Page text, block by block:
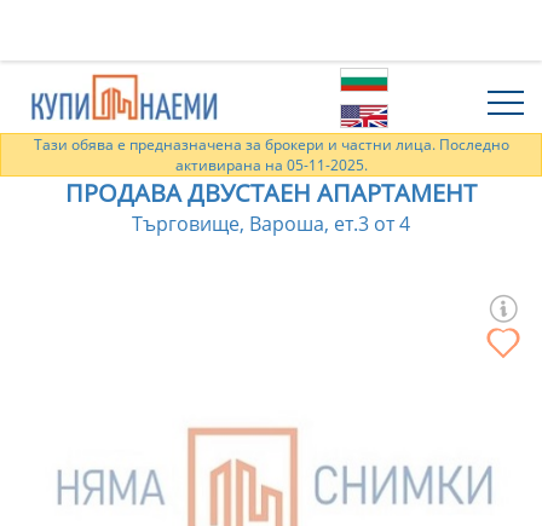
Тази обява е предназначена за брокери и частни лица. Последно
активирана на 05-11-2025.
ПРОДАВА ДВУСТАЕН АПАРТАМЕНТ
Търговище, Вароша, ет.3 от 4